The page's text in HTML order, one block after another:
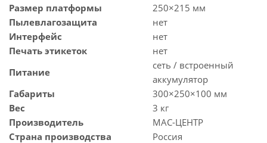
Размер платформы
250×215 мм
Пылевлагозащита
нет
Интерфейс
нет
Печать этикеток
нет
Питание
сеть / встроенный
аккумулятор
Габариты
300×250×100 мм
Вес
3 кг
Производитель
МАС-ЦЕНТР
Страна производства
Россия